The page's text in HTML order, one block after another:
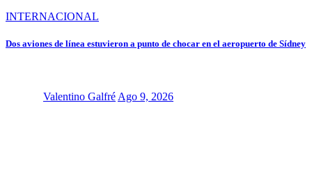
INTERNACIONAL
Dos aviones de línea estuvieron a punto de chocar en el aeropuerto de Sídney
Valentino Galfré Ago 9, 2026